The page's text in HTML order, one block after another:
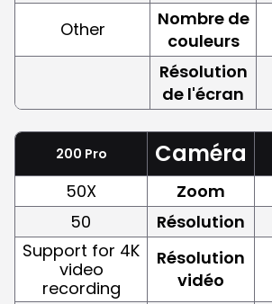
Other
Nombre de
couleurs
Résolution
de l'écran
200 Pro Caméra
50X Zoom
50
Résolution
Support for 4K
video
recording
Résolution
vidéo